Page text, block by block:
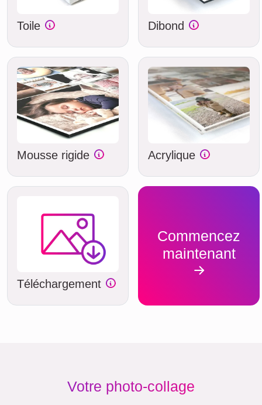
Toile Dibond
Mousse rigide Acrylique
Téléchargement
Commencez
maintenant
Votre photo-collage